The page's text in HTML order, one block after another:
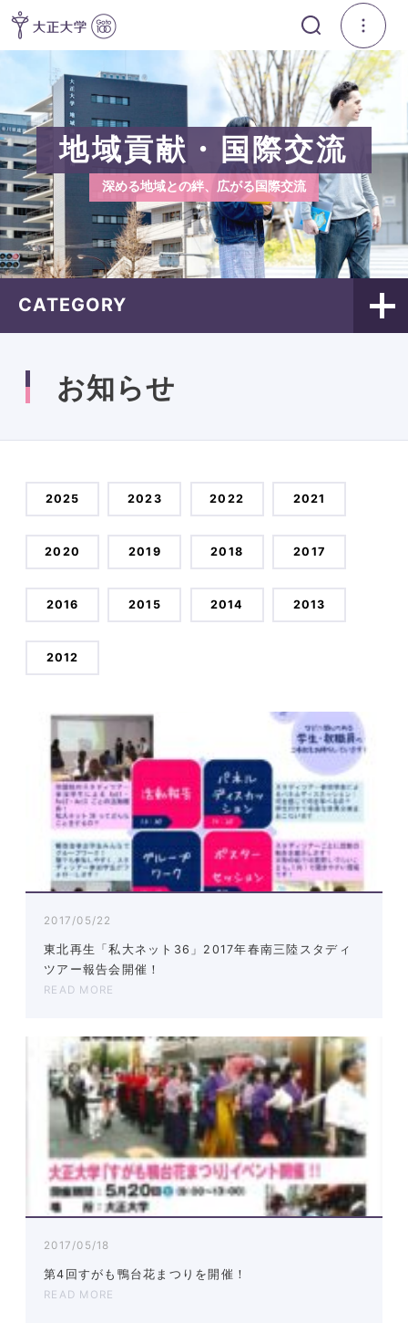
地域貢献・国際交流
深める地域との絆、広がる国際交流
CATEGORY
お知らせ
2025 2023 2022 2021
2020 2019 2018 2017
2016 2015 2014 2013
2012
2017/05/22
東北再生「私大ネット36」2017年春南三陸スタディ
ツアー報告会開催！
READ MORE
2017/05/18
第4回すがも鴨台花まつりを開催！
READ MORE